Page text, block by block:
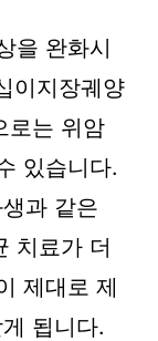
을 완화시
이지장궤양
로는 위암
있습니다.
과 같은
치료가 더
제대로 제
됩니다.